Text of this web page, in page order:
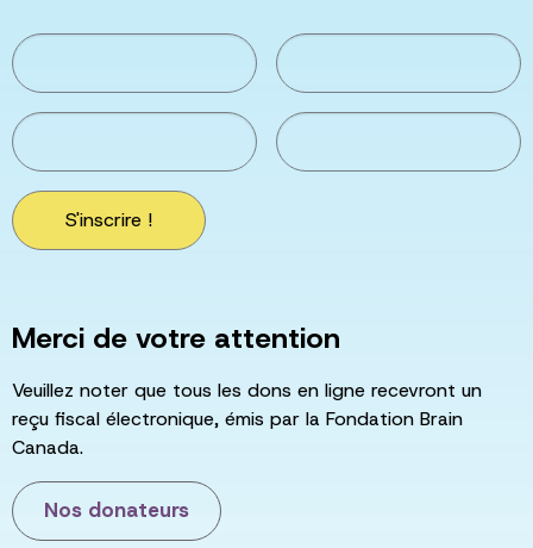
S'inscrire !
Merci de votre attention
Veuillez noter que tous les dons en ligne recevront un
reçu fiscal électronique, émis par la Fondation Brain
Canada.
Nos donateurs